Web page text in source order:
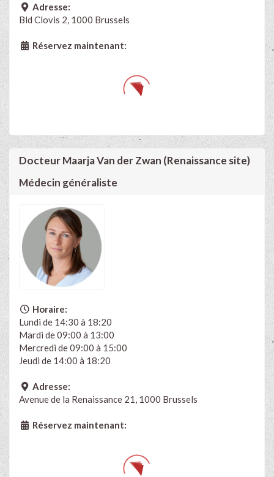
Adresse:
Bld Clovis 2, 1000 Brussels
Réservez maintenant:
Docteur Maarja Van der Zwan (Renaissance site)
Médecin généraliste
Horaire:
Lundi de 14:30 à 18:20
Mardi de 09:00 à 13:00
Mercredi de 09:00 à 15:00
Jeudi de 14:00 à 18:20
Adresse:
Avenue de la Renaissance 21, 1000 Brussels
Réservez maintenant: